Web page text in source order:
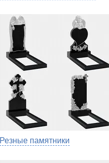
Резные памятники